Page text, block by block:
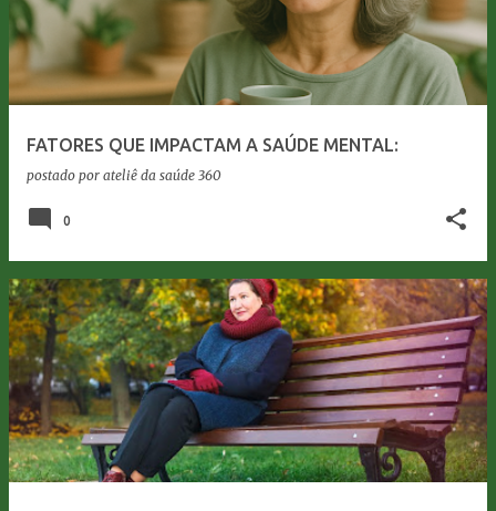
FATORES QUE IMPACTAM A SAÚDE MENTAL:
postado por ateliê da saúde 360
0